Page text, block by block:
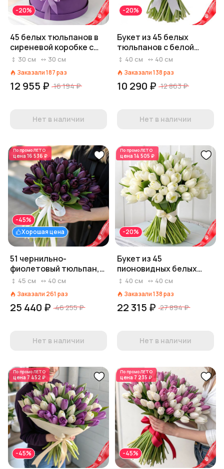
-20%
45 белых тюльпанов в
сиреневой коробке с
лентой, Россия
30 см 30 см
Заказали187раз
12 955 ₽ 16 194 ₽
Нет в наличии
-20%
Букет из 45 белых
тюльпанов с белой
лентой, Россия
40 см 40 см
Заказали138раз
10 290 ₽ 12 863 ₽
Нет в наличии
По промоЛЕТО
цена 16 536 ₽
Хорошая цена
-45%
51 чернильно-
фиолетовый тюльпан,
Россия
45 см 40 см
Заказали 261 раз
25 440 ₽ 46 255 ₽
Нет в наличии
По промоЛЕТО
цена 14 505 ₽
-20%
Букет из 45
пионовидных белых
тюльпанов с лентой,
40 см 40 см
Заказали138раз
22 315 ₽ 27 894 ₽
Нет в наличии
По промоЛЕТО
цена 7 452 ₽
-45%
По промоЛЕТО
цена 7 235 ₽
-45%